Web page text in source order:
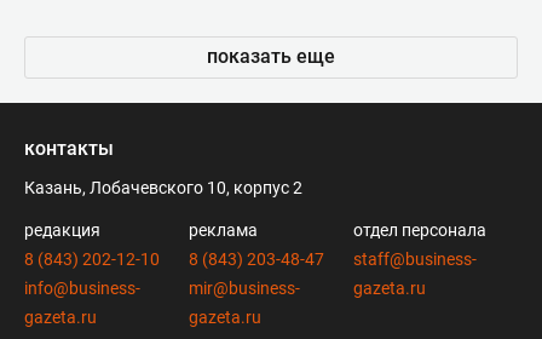
показать еще
контакты
Казань, Лобачевского 10, корпус 2
редакция
8 (843) 202-12-10
info@business-
gazeta.ru
реклама
8 (843) 203-48-47
mir@business-
gazeta.ru
отдел персонала
staff@business-
gazeta.ru